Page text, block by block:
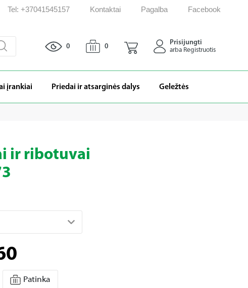
Tel: +37041545157 Kontaktai Pagalba Facebook
įrankiai Priedai ir atsarginės dalys Geležtės
0 0
Prisijungti
arba Registruotis
ir ribotuvai
Patinka